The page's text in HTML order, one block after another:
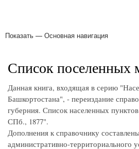
Основная
Показать — Основная навигация
Список поселенных
Данная книга, входящая в серию
Башкортостана", - переиздание
губерния. Список населенных
СПб., 1877".
Дополнения к справочнику
административно-территориального